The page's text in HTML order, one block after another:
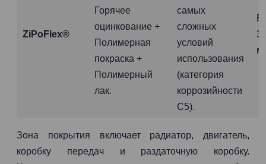
ZiPoFlex®
Горячее
оцинкование +
Полимерная
покраска +
Полимерный
лак.
самых
сложных
условий
использования
(категория
коррозийности
C5).
Зона покрытия включает радиатор, двигатель,
коробку передач и раздаточную коробку.